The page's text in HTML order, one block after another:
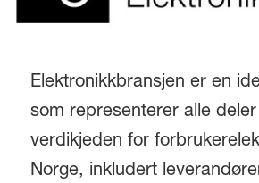
Elektronikkbransjen er en
som representerer alle
verdikjeden for
Norge, inkludert